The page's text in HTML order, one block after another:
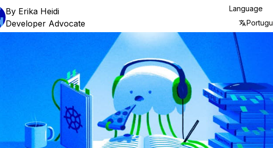
By Erika Heidi
Developer Advocate
Language